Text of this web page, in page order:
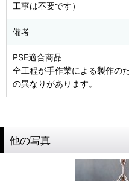
工事は不要です）
備考
PSE適合商品
全工程が手作業による製作の
の異なりがあります。
他の写真